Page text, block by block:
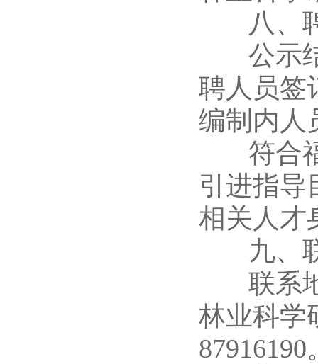
八、聘
公示结
聘人员签
编制内人
符合福
引进指导
相关人才
九、
联系地
林业科学
87916190